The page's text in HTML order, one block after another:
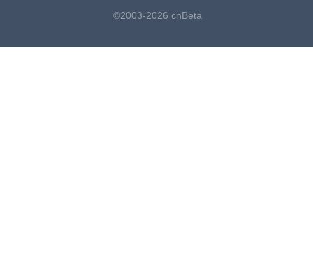
©2003-2026 cnBeta